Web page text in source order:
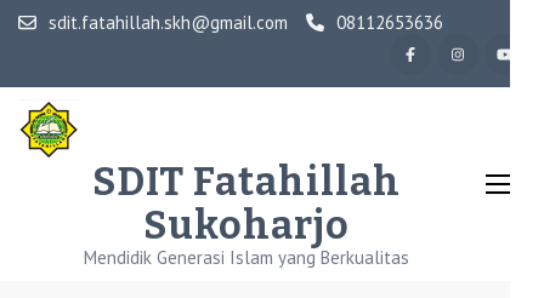
Skip
content
(Press
Enter)
sdit.fatahillah.skh@gmail.com 08112653636
SDIT Fatahillah
Sukoharjo
Mendidik Generasi Islam yang Berkualitas